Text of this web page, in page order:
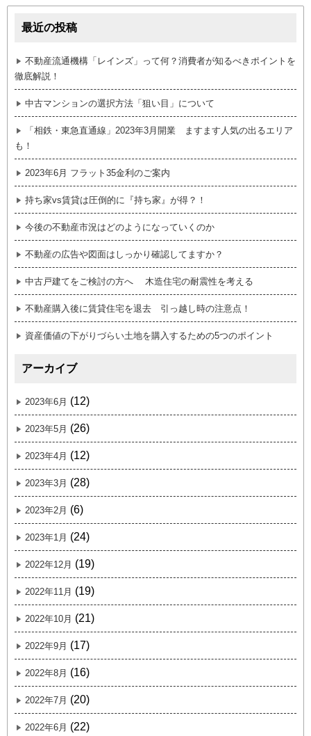
最近の投稿
不動産流通機構「レインズ」って何？消費者が知るべきポイントを
徹底解説！
中古マンションの選択方法「狙い目」について
「相鉄・東急直通線」2023年3月開業 ますます人気の出るエリア
も！
2023年6月 フラット35金利のご案内
持ち家vs賃貸は圧倒的に『持ち家』が得？！
今後の不動産市況はどのようになっていくのか
不動産の広告や図面はしっかり確認してますか？
中古戸建てをご検討の方へ 木造住宅の耐震性を考える
不動産購入後に賃貸住宅を退去 引っ越し時の注意点！
資産価値の下がりづらい土地を購入するための5つのポイント
アーカイブ
2023年6月 (12)
2023年5月 (26)
2023年4月 (12)
2023年3月 (28)
2023年2月 (6)
2023年1月 (24)
2022年12月 (19)
2022年11月 (19)
2022年10月 (21)
2022年9月 (17)
2022年8月 (16)
2022年7月 (20)
2022年6月 (22)